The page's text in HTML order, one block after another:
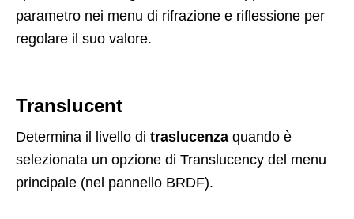
parametro nei menu di rifrazione e riflessione per
regolare il suo valore.
Translucent
Determina il livello di traslucenza quando è
selezionata un opzione di Translucency del menu
principale (nel pannello BRDF).